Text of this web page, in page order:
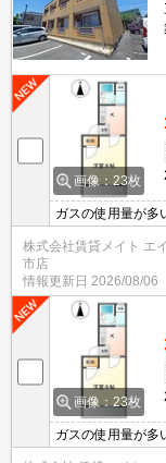
画像：23枚
ガスの使用量が多
にオススメの間取
味わってください♪
株式会社賃貸メイト エ
市店
情報更新日 2026/08/06
画像：23枚
ガスの使用量が多
にオススメの間取